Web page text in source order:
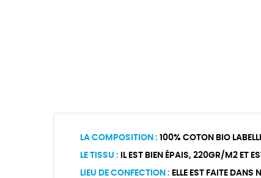
LA COMPOSITION : 100% COTON BIO
LE TISSU : IL EST BIEN ÉPAIS, 220GR/M2 ET
LIEU DE CONFECTION : ELLE EST FAITE DANS